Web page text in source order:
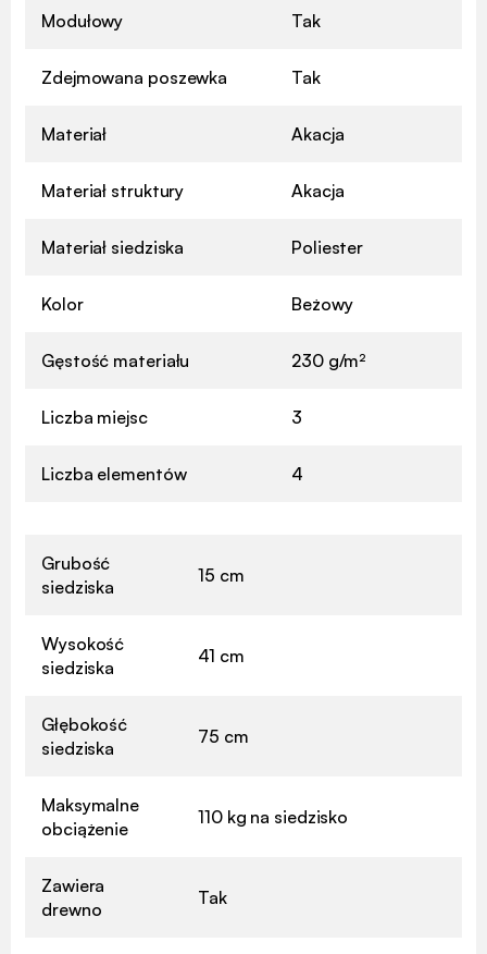
Modułowy Tak
Zdejmowana poszewka Tak
Materiał Akacja
Materiał struktury Akacja
Materiał siedziska Poliester
Kolor Beżowy
Gęstość materiału 230 g/m²
Liczba miejsc 3
Liczba elementów 4
Grubość
siedziska
15 cm
Wysokość
siedziska
41 cm
Głębokość
siedziska
75 cm
Maksymalne
obciążenie
110 kg na siedzisko
Zawiera
drewno
Tak